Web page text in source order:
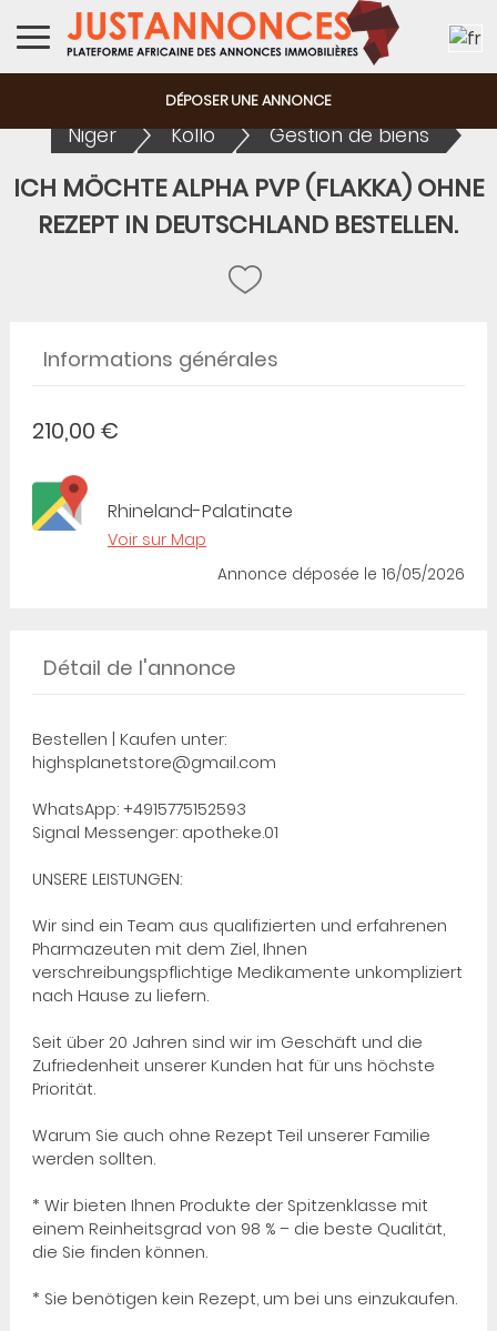
DÉPOSER UNE ANNONCE
Niger Kollo Gestion de biens
ICH MÖCHTE ALPHA PVP (FLAKKA) OHNE
REZEPT IN DEUTSCHLAND BESTELLEN.
Informations générales
210,00 €
Rhineland-Palatinate
Voir sur Map
Annonce déposée le 16/05/2026
Détail de l'annonce
Bestellen | Kaufen unter:
highsplanetstore@gmail.com
WhatsApp: +4915775152593
Signal Messenger: apotheke.01
UNSERE LEISTUNGEN:
Wir sind ein Team aus qualifizierten und erfahrenen
Pharmazeuten mit dem Ziel, Ihnen
verschreibungspflichtige Medikamente unkompliziert
nach Hause zu liefern.
Seit über 20 Jahren sind wir im Geschäft und die
Zufriedenheit unserer Kunden hat für uns höchste
Priorität.
Warum Sie auch ohne Rezept Teil unserer Familie
werden sollten.
* Wir bieten Ihnen Produkte der Spitzenklasse mit
einem Reinheitsgrad von 98 % – die beste Qualität,
die Sie finden können.
* Sie benötigen kein Rezept, um bei uns einzukaufen.